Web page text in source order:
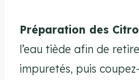
Préparation des
l’eau tiède afin de
impuretés, puis